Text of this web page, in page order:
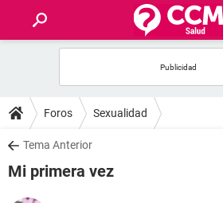
FOROS
SALUD
FAMILIA
Foros Sexualidad
Tema Anterior
Mi primera vez